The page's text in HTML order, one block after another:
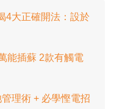
4大正確開法：設於
能插蘇 2款有觸電
理術 + 必學慳電招